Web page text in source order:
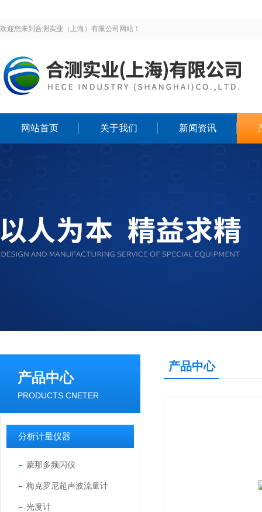
欢迎您来到合测实业（上海）有限公司网站！
网站首页 关于我们 新闻资讯
产品中心
PRODUCTS CNETER
分析计量仪器
蒙那多频闪仪
梅克罗尼超声波流量计
光度计
产品中心